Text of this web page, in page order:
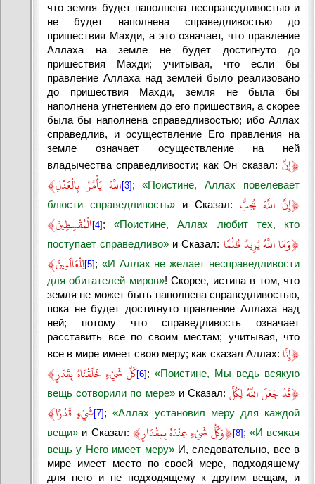
что земля будет наполнена несправедливостью и
не будет наполнена справедливостью до
пришествия Махди, а это означает, что правление
Аллаха на земле не будет достигнуто до
пришествия Махди; учитывая, что если бы
правление Аллаха над землей было реализовано
до пришествия Махди, земля не была бы
наполнена угнетением до его пришествия, а скорее
была бы наполнена справедливостью; ибо Аллах
справедлив, и осуществление Его правления на
земле означает осуществление на ней
владычества справедливости; как Он сказал:
﴿إِنَّ
اللَّهَ يَأْمُرُ بِالْعَدْلِ﴾ [3];«Поистине, Аллах повелевает
блюсти справедливость» и Сказал: ﴿إِنَّ اللَّهَ يُحِبُّ
الْمُقْسِطِينَ﴾ [4];«Поистине, Аллах любит тех, кто
поступает справедливо» и Сказал: ﴿وَمَا اللَّهُ يُرِيدُ ظُلْمًا
لِلْعَالَمِينَ﴾ [5]; «И Аллах не желает несправедливости
для обитателей миров»! Скорее, истина в том, что
земля не может быть наполнена справедливостью,
пока не будет достигнуто правление Аллаха над
ней; потому что справедливость означает
расставить все по своим местам; учитывая, что
все в мире имеет свою меру; как сказал Аллах:
﴿إِنَّا
كُلَّ شَيْءٍ خَلَقْنَاهُ بِقَدَرٍ﴾ [6]; «Поистине, Мы ведь всякую
вещь сотворили по мере»и Сказал: ﴿قَدْ جَعَلَ اللَّهُ لِكُلِّ
شَيْءٍ قَدْرًا﴾ [7]; «Аллах установил меру для каждой
вещи» и Сказал: ﴿وَكُلُّ شَيْءٍ عِنْدَهُ بِمِقْدَارٍ﴾ [8]; «И всякая
вещь у Него имеет меру»И, следовательно, все в
мире имеет место по своей мере, подходящему
для него и не подходящему к другим вещам, и